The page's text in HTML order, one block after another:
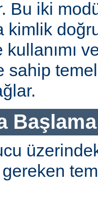
Bu iki
kimlik
sahip
Başlama